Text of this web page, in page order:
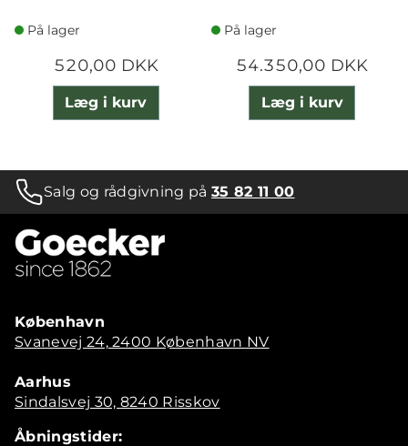
På lager
520,00 DKK
Læg i kurv
På lager
54.350,00 DKK
Læg i kurv
Salg og rådgivning på35 82 11 00
København
Svanevej 24, 2400 København NV
Aarhus
Sindalsvej 30, 8240 Risskov
Åbningstider: